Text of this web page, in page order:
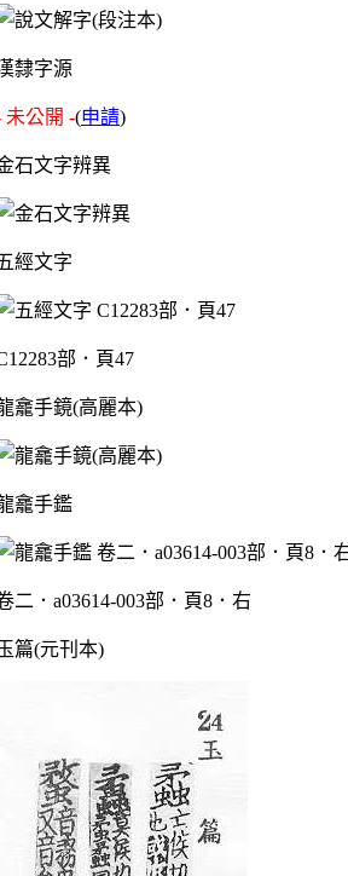
隸字源
未公開 -(申請)
石文字辨異
經文字
部．頁47
龕手鏡(高麗本)
龕手鑑
二．a03614-003部．頁8．右
篇(元刊本)